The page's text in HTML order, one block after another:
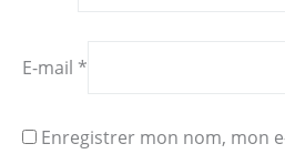
E-mail *
Enregistrer mon nom, mon